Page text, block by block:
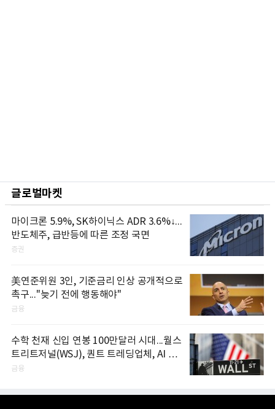
글로벌마켓
마이크론 5.9%, SK하이닉스 ADR 3.6%↓...
반도체주, 급반등에 따른 조정 국면
증권
美연준위원 3인, 기준금리 인상 공개적으로
촉구..."늦기 전에 행동해야"
금융
수학 천재 신입 연봉 100만달러 시대...월스
트리트저널(WSJ), 퀀트 트레딩업체, AI 기
업들 인재 확보 경쟁
금융